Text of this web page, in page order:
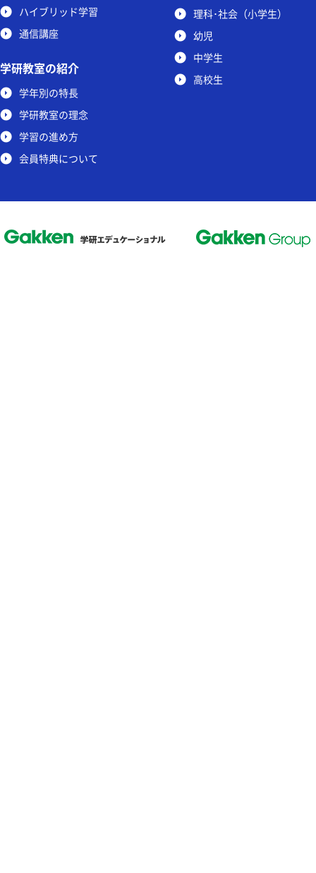
ハイブリッド学習
通信講座
学研教室の紹介
学年別の特長
学研教室の理念
学習の進め方
会員特典について
理科･社会（小学生）
幼児
中学生
高校生